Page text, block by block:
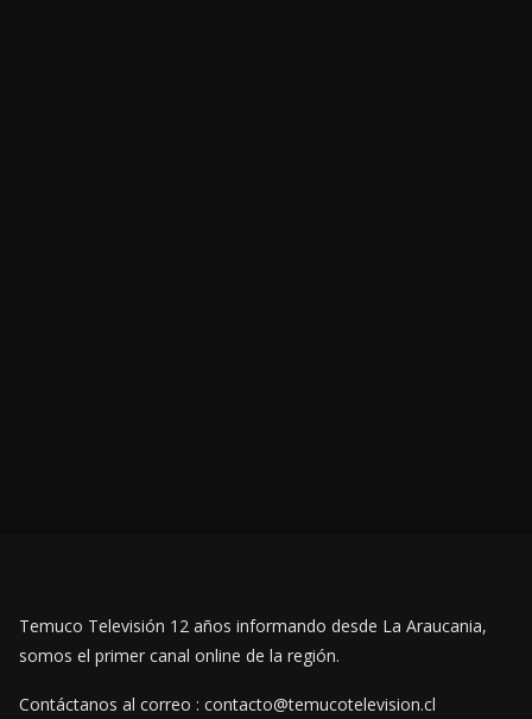
Temuco Televisión 12 años informando desde La Araucania,
somos el primer canal online de la región.
Contáctanos al correo : contacto@temucotelevision.cl